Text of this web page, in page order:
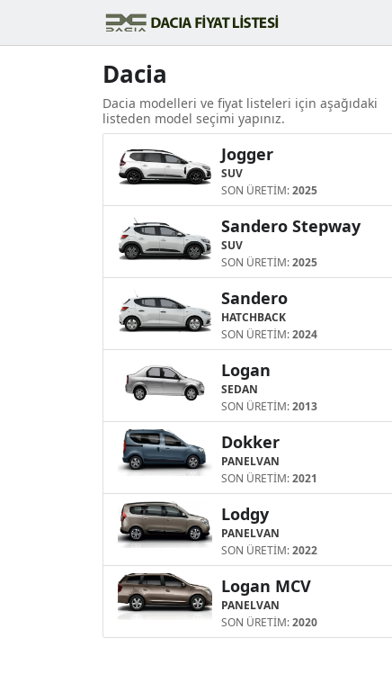
Dacia
Dacia modelleri ve fiyat listeleri için aşağıdaki
listeden model seçimi yapınız.
Jogger
SUV
SON ÜRETİM:2025
Sandero Stepway
SUV
SON ÜRETİM:2025
Sandero
HATCHBACK
SON ÜRETİM:2024
Logan
SEDAN
SON ÜRETİM:2013
Dokker
PANELVAN
SON ÜRETİM:2021
Lodgy
PANELVAN
SON ÜRETİM:2022
Logan MCV
PANELVAN
SON ÜRETİM:2020